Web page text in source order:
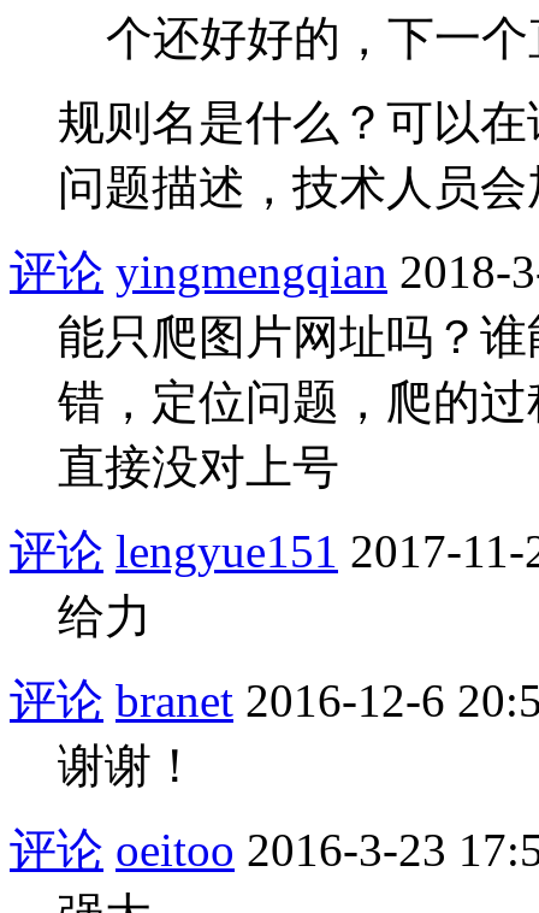
个还好好的，下一
规则名是什么？可以
问题描述，技术人员
评论 yingmengqian 2018-
能只爬图片网址吗？
错，定位问题，爬的
直接没对上号
评论 lengyue151 2017-11-
给力
评论 branet 2016-12-6
谢谢！
评论 oeitoo 2016-3-23